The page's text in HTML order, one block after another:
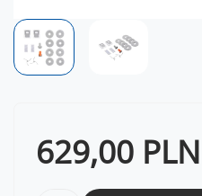
629,00 PLN